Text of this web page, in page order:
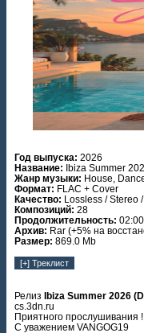
Год выпуска: 2026
Название: Ibiza Summer
Жанр музыки: House,
Формат: FLAC + Cover
Качество: Lossless / Stereo
Композиций: 28
Продолжительность:
Архив: Rar (+5% на
Размер: 869.0 Mb
Релиз Ibiza Summer 2026
cs.3dn.ru
Приятного прослушивания !
С уважением VANGOG19